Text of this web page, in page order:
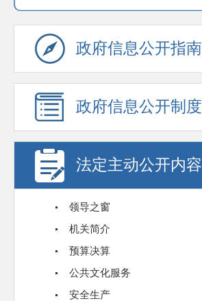
政府信息公开指南
政府信息公开制度
法定主动公开内容
领导之窗
机关简介
预算决算
公共文化服务
安全生产